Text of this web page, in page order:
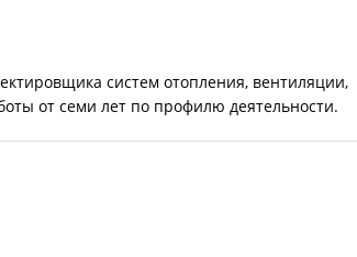
систем отопления, вентиляции,
от семи лет по профилю деятельности.